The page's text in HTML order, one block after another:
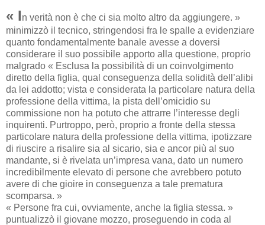
« In verità non è che ci sia molto altro da aggiungere. »
minimizzò il tecnico, stringendosi fra le spalle a evidenziare
quanto fondamentalmente banale avesse a doversi
considerare il suo possibile apporto alla questione, proprio
malgrado « Esclusa la possibilità di un coinvolgimento
diretto della figlia, qual conseguenza della solidità dell’alibi
da lei addotto; vista e considerata la particolare natura della
professione della vittima, la pista dell’omicidio su
commissione non ha potuto che attrarre l’interesse degli
inquirenti. Purtroppo, però, proprio a fronte della stessa
particolare natura della professione della vittima, ipotizzare
di riuscire a risalire sia al sicario, sia e ancor più al suo
mandante, si è rivelata un’impresa vana, dato un numero
incredibilmente elevato di persone che avrebbero potuto
avere di che gioire in conseguenza a tale prematura
scomparsa. »
« Persone fra cui, ovviamente, anche la figlia stessa. »
puntualizzò il giovane mozzo, proseguendo in coda al